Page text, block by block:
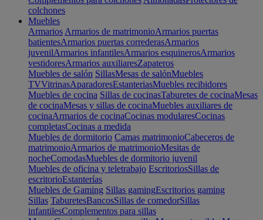
colchones
Muebles
Armarios Armarios de matrimonioArmarios puertas
batientesArmarios puertas correderasArmarios
juvenilArmarios infantilesArmarios esquinerosArmarios
vestidoresArmarios auxiliaresZapateros
Muebles de salón SillasMesas de salónMuebles
TVVitrinasAparadoresEstanteriasMuebles recibidores
Muebles de cocina Sillas de cocinasTaburetes de cocinaMesas
de cocinaMesas y sillas de cocinaMuebles auxiliares de
cocinaArmarios de cocinaCocinas modularesCocinas
completasCocinas a medida
Muebles de dormitorio Camas matrimonioCabeceros de
matrimonioArmarios de matrimonioMesitas de
nocheComodasMuebles de dormitorio juvenil
Muebles de oficina y teletrabajo EscritoriosSillas de
escritorioEstanterías
Muebles de Gaming Sillas gamingEscritorios gaming
Sillas TaburetesBancosSillas de comedorSillas
infantilesComplementos para sillas